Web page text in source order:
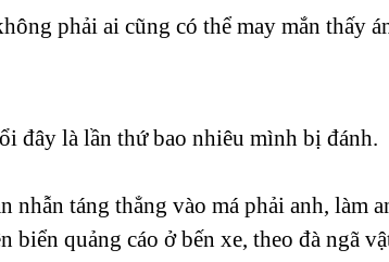
phải ai cũng có thể may mắn thấy
đây là lần thứ bao nhiêu mình bị đánh.
nhẫn táng thẳng vào má phải anh, làm
biển quảng cáo ở bến xe, theo đà ngã